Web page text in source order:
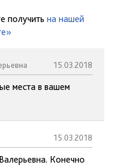
получить на нашей
15.03.2018
места в вашем
15.03.2018
Конечно